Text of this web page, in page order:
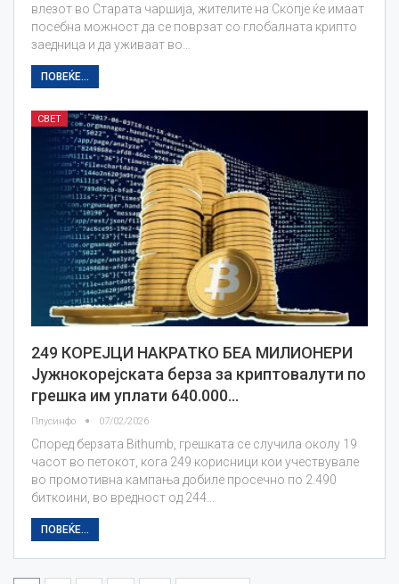
влезот во Старата чаршија, жителите на Скопјe ќе имаат
посебна можност да се поврзат со глобалната крипто
заедница и да уживаат во…
ПОВЕЌЕ...
СВЕТ
249 КОРЕЈЦИ НАКРАТКО БЕА МИЛИОНЕРИ
Јужнокорејската берза за криптовалути по
грешка им уплати 640.000…
Плусинфо 07/02/2026
Според берзата Bithumb, грешката се случила околу 19
часот во петокот, кога 249 корисници кои учествувале
во промотивна кампања добиле просечно по 2.490
биткоини, во вредност од 244…
ПОВЕЌЕ...